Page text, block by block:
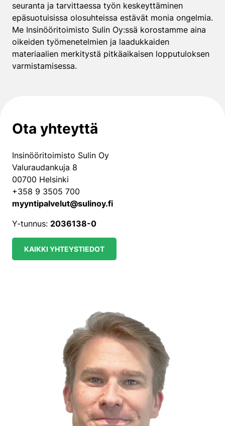
seuranta ja tarvittaessa työn keskeyttäminen
epäsuotuisissa olosuhteissa estävät monia ongelmia.
Me Insinööritoimisto Sulin Oy:ssä korostamme aina
oikeiden työmenetelmien ja laadukkaiden
materiaalien merkitystä pitkäaikaisen lopputuloksen
varmistamisessa.
Ota yhteyttä
Insinööritoimisto Sulin Oy
Valuraudankuja 8
00700 Helsinki
+358 9 3505 700
myyntipalvelut@sulinoy.fi
Y-tunnus: 2036138-0
KAIKKI YHTEYSTIEDOT